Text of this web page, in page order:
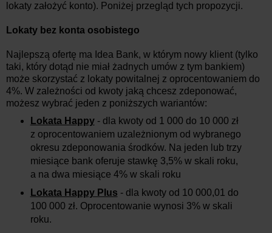
lokaty założyć konto). Poniżej przegląd tych propozycji.
Lokaty bez konta osobistego
Najlepszą ofertę ma Idea Bank, w którym nowy klient (tylko
taki, który dotąd nie miał żadnych umów z tym bankiem)
może skorzystać z lokaty powitalnej z oprocentowaniem do
4%. W zależności od kwoty jaką chcesz zdeponować,
możesz wybrać jeden z poniższych wariantów:
Lokata Happy- dla kwoty od 1 000 do 10 000 zł
z oprocentowaniem uzależnionym od wybranego
okresu zdeponowania środków. Na jeden lub trzy
miesiące bank oferuje stawkę 3,5% w skali roku,
a na dwa miesiące 4% w skali roku
Lokata Happy Plus - dla kwoty od 10 000,01 do
100 000 zł. Oprocentowanie wynosi 3% w skali
roku.